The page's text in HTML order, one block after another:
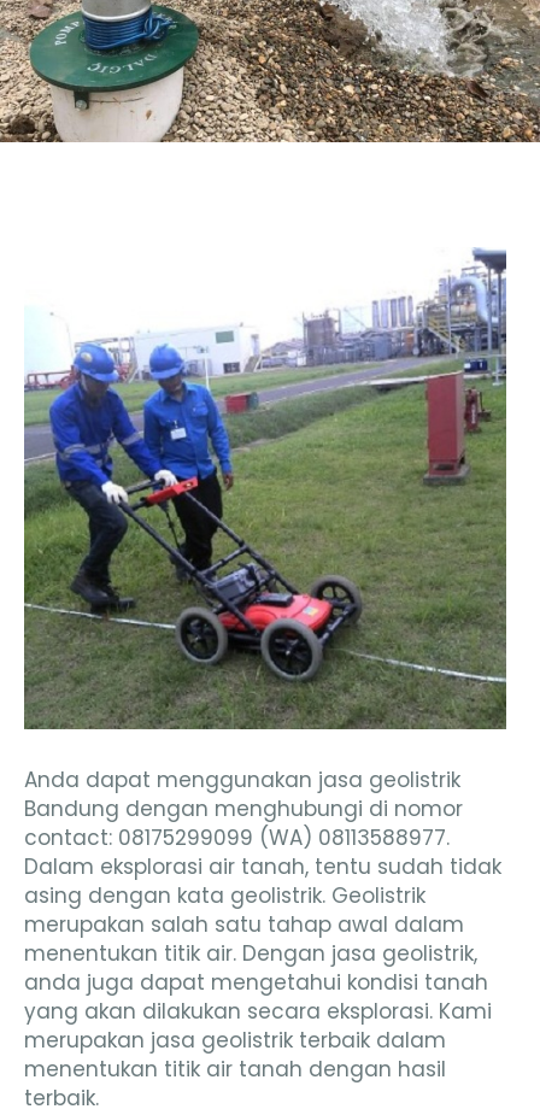
Anda dapat menggunakan jasa geolistrik
Bandung dengan menghubungi di nomor
contact: 08175299099 (WA) 08113588977.
Dalam eksplorasi air tanah, tentu sudah tidak
asing dengan kata geolistrik. Geolistrik
merupakan salah satu tahap awal dalam
menentukan titik air. Dengan jasa geolistrik,
anda juga dapat mengetahui kondisi tanah
yang akan dilakukan secara eksplorasi. Kami
merupakan jasa geolistrik terbaik dalam
menentukan titik air tanah dengan hasil
terbaik.